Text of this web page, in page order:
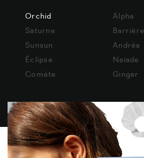
Orchid
Saturne
Sunsun
Éclipse
Comète
Alpha
Barrière
Andréa
Naïade
Ginger